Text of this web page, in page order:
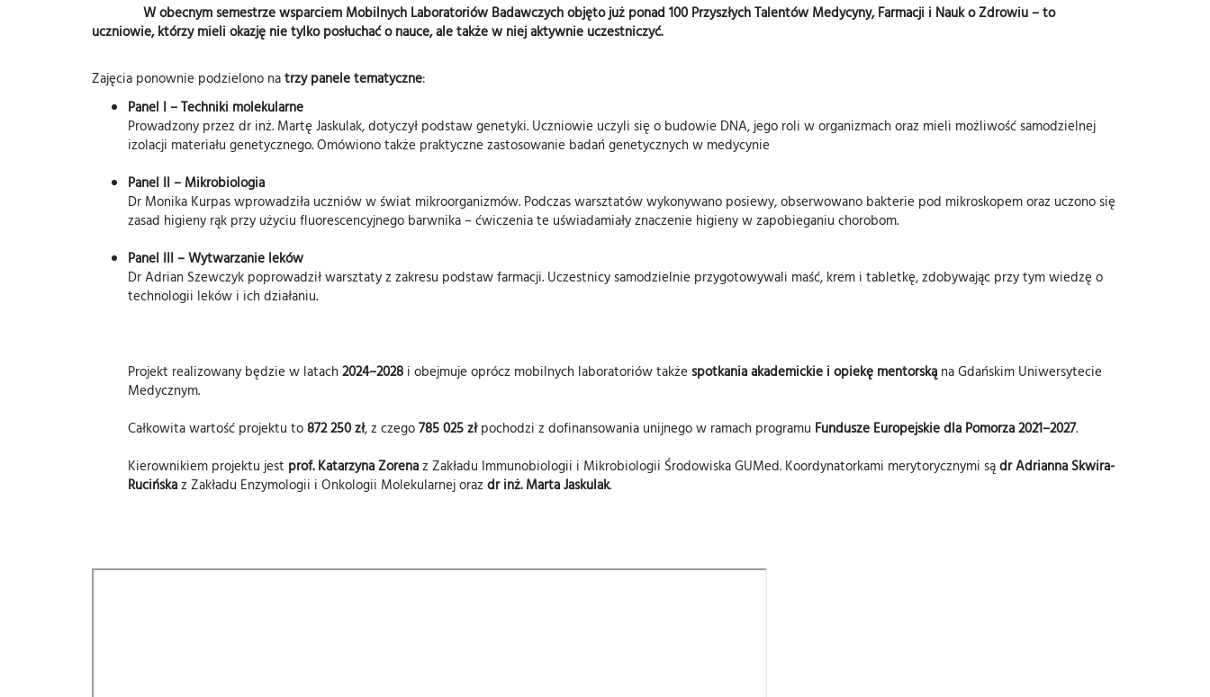
W obecnym semestrze wsparciem Mobilnych Laboratoriów Badawczych objęto już ponad 100 Przyszłych Talentów Medycyny, Farmacji i Nauk o Zdrowiu – to
uczniowie, którzy mieli okazję nie tylko posłuchać o nauce, ale także w niej aktywnie uczestniczyć.
Zajęcia ponownie podzielono natrzy panele tematyczne:
Panel I – Techniki molekularne
Prowadzony przez dr inż. Martę Jaskulak, dotyczył podstaw genetyki. Uczniowie uczyli się o budowie DNA, jego roli w organizmach oraz mieli możliwość samodzielnej
izolacji materiału genetycznego. Omówiono także praktyczne zastosowanie badań genetycznych w medycynie
Panel II – Mikrobiologia
Dr Monika Kurpas wprowadziła uczniów w świat mikroorganizmów. Podczas warsztatów wykonywano posiewy, obserwowano bakterie pod mikroskopem oraz uczono się
zasad higieny rąk przy użyciu fluorescencyjnego barwnika – ćwiczenia te uświadamiały znaczenie higieny w zapobieganiu chorobom.
Panel III – Wytwarzanie leków
Dr Adrian Szewczyk poprowadził warsztaty z zakresu podstaw farmacji. Uczestnicy samodzielnie przygotowywali maść, krem i tabletkę, zdobywając przy tym wiedzę o
technologii leków i ich działaniu.
Projekt realizowany będzie w latach 2024–2028 i obejmuje oprócz mobilnych laboratoriów także spotkania akademickie i opiekę mentorską na Gdańskim Uniwersytecie
Medycznym.
Całkowita wartość projektu to872 250 zł, z czego785 025 złpochodzi z dofinansowania unijnego w ramach programu Fundusze Europejskie dla Pomorza 2021–2027.
Kierownikiem projektu jest prof. Katarzyna Zorenaz Zakładu Immunobiologii i Mikrobiologii Środowiska GUMed. Koordynatorkami merytorycznymi sądr Adrianna Skwira-
Rucińskaz Zakładu Enzymologii i Onkologii Molekularnej orazdr inż. Marta Jaskulak.